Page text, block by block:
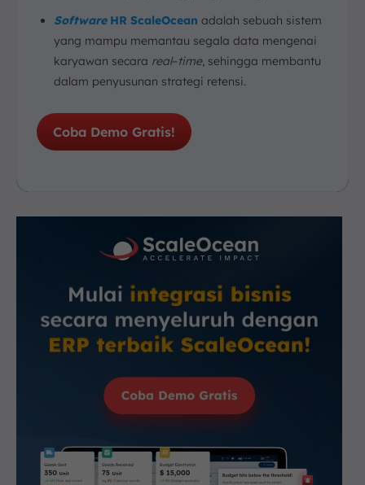
SoftwareHR ScaleOcean adalah sebuah sistem
yang mampu memantau segala data mengenai
karyawan secara real–time, sehingga membantu
dalam penyusunan strategi retensi.
Coba Demo Gratis!